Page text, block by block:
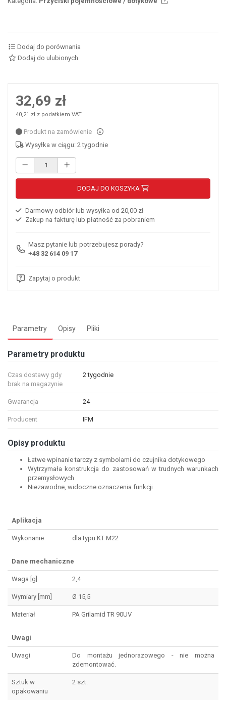
Dodaj do porównania
Dodaj do ulubionych
32,69 zł
40,21 zł z podatkiem VAT
Produkt na zamówienie
Wysyłka w ciągu: 2 tygodnie
DODAJ DO KOSZYKA
Darmowy odbiór lub wysyłka od 20,00 zł
Zakup na fakturę lub płatność za pobraniem
Masz pytanie lub potrzebujesz porady?
+48 32 614 09 17
Zapytaj o produkt
Parametry Opisy Pliki
Parametry produktu
Czas dostawy gdy
brak na magazynie
2 tygodnie
Gwarancja 24
Producent IFM
Opisy produktu
Łatwe wpinanie tarczy z symbolami do czujnika dotykowego
Wytrzymała konstrukcja do zastosowań w trudnych warunkach
przemysłowych
Niezawodne, widoczne oznaczenia funkcji
Aplikacja
Wykonanie dla typu KT M22
Dane mechaniczne
Waga [g] 2,4
Wymiary [mm] Ø 15,5
Materiał PA Grilamid TR 90UV
Uwagi
Uwagi
Do montażu jednorazowego - nie można
zdemontować.
Sztuk w
opakowaniu
2 szt.